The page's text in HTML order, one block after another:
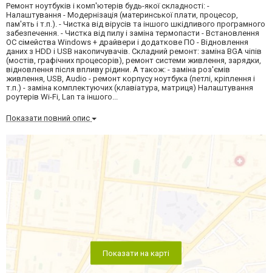
Ремонт ноутбуків і комп'ютерів будь-якої складності: -
Налаштування - Модернізація (материнської плати, процесор,
пам'ять і т.п.). - Чистка від вірусів та іншого шкідливого програмного
забезпечення. - Чистка від пилу і заміна термопасти - Встановлення
ОС сімейства Windows + драйвери і додаткове ПО - Відновлення
даних з HDD і USB накопичувачів. Складний ремонт: заміна BGA чіпів
(мостів, графічних процесорів), ремонт системи живлення, зарядки,
відновлення після впливу рідини. А також: - заміна роз'ємів
живлення, USB, Audio - ремонт корпусу ноутбука (петлі, кріплення і
т.п.) - заміна комплектуючих (клавіатура, матриця) Налаштування
роутерів Wi-Fi, Lan та іншого...
Показати повний опис
Показати на карті